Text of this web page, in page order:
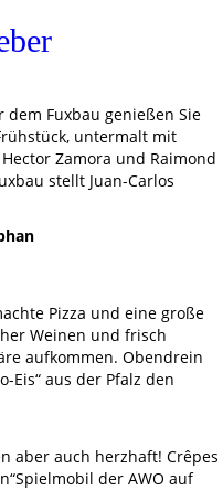
dem Fuxbau genießen Sie
untermalt mit
Zamora und Raimond
stellt Juan-Carlos
Pizza und eine große
Weinen und frisch
aufkommen. Obendrein
Eis“ aus der Pfalz den
aber auch herzhaft! Crêpes
der AWO auf